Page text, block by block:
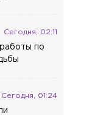
Сегодня, 02:11
по
Сегодня, 01:24